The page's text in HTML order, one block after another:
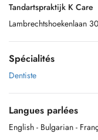
Tandartspraktijk K Care
Lambrechtshoekenlaan
Spécialités
Dentiste
Langues parlées
English - Bulgarian -